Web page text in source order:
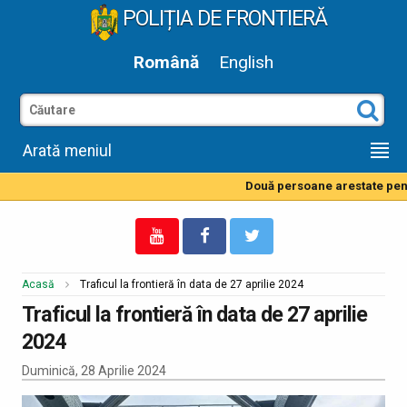
POLIȚIA DE FRONTIERĂ
Română English
Arată meniul
Două persoane arestate
Acasă Traficul la frontieră în data de 27 aprilie 2024
Traficul la frontieră în data de 27 aprilie
2024
Duminică, 28 Aprilie 2024